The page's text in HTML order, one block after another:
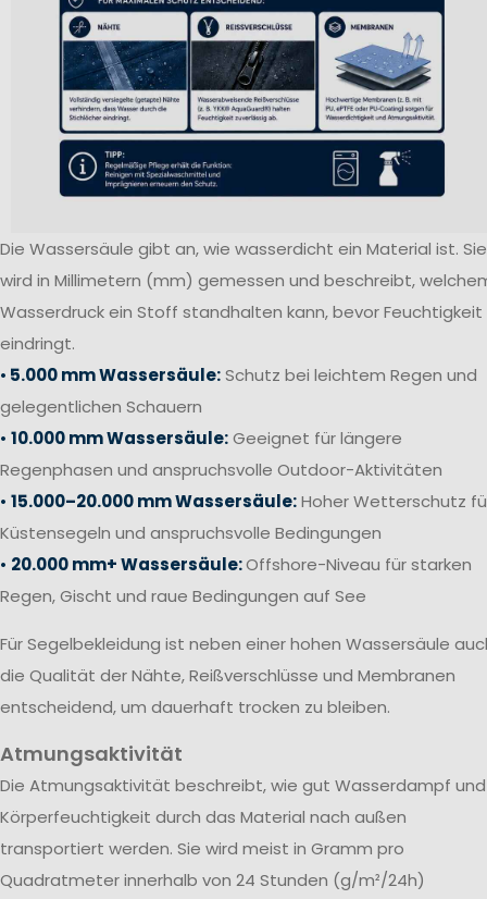
Die Wassersäule gibt an, wie wasserdicht ein Material ist. Sie
wird in Millimetern (mm) gemessen und beschreibt,
Wasserdruck ein Stoff standhalten kann, bevor Feuchtigkeit
eindringt.
• 5.000 mm Wassersäule:Schutz bei leichtem Regen und
gelegentlichen Schauern
• 10.000 mm Wassersäule:Geeignet für längere
Regenphasen und anspruchsvolle Outdoor-Aktivitäten
• 15.000–20.000 mm Wassersäule:Hoher Wetterschutz
Küstensegeln und anspruchsvolle Bedingungen
• 20.000 mm+ Wassersäule:Offshore-Niveau für starken
Regen, Gischt und raue Bedingungen auf See
Für Segelbekleidung ist neben einer hohen Wassersäule
die Qualität der Nähte, Reißverschlüsse und Membranen
entscheidend, um dauerhaft trocken zu bleiben.
Atmungsaktivität
Die Atmungsaktivität beschreibt, wie gut Wasserdampf und
Körperfeuchtigkeit durch das Material nach außen
transportiert werden. Sie wird meist in Gramm pro
Quadratmeter innerhalb von 24 Stunden (g/m²/24h)